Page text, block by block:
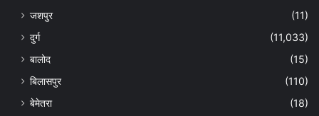
जशपुर
(11)
दुर्ग
(11,033)
बालोद
(15)
बिलासपुर
(110)
बेमेतरा
(18)